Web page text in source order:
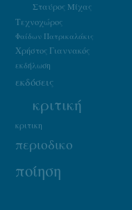
Σταύρος Μίχας
Τεχνοχώρος
Φαίδων Πατρικαλάκις
Χρήστος Γιαννακός
εκδήλωση
εκδόσεις
κριτική
κριτικη
περιοδικο
ποίηση